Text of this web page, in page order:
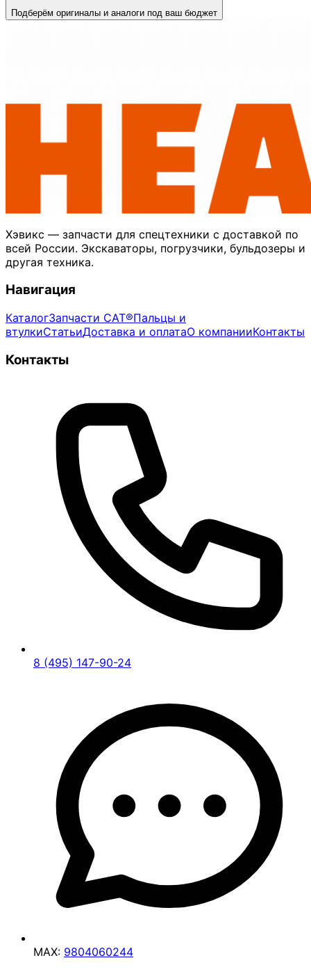
Подберём оригиналы и аналоги под ваш бюджет
Хэвикс — запчасти для спецтехники с доставкой по
всей России. Экскаваторы, погрузчики, бульдозеры и
другая техника.
Навигация
КаталогЗапчасти CAT®Пальцы и
втулкиСтатьиДоставка и оплатаО компанииКонтакты
Контакты
8 (495) 147-90-24
MAX: 9804060244